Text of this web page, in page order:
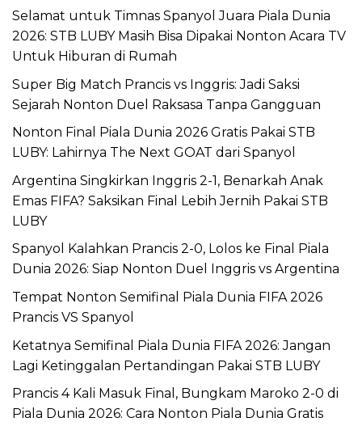
Selamat untuk Timnas Spanyol Juara Piala Dunia
2026: STB LUBY Masih Bisa Dipakai Nonton Acara TV
Untuk Hiburan di Rumah
Super Big Match Prancis vs Inggris: Jadi Saksi
Sejarah Nonton Duel Raksasa Tanpa Gangguan
Nonton Final Piala Dunia 2026 Gratis Pakai STB
LUBY: Lahirnya The Next GOAT dari Spanyol
Argentina Singkirkan Inggris 2-1, Benarkah Anak
Emas FIFA? Saksikan Final Lebih Jernih Pakai STB
LUBY
Spanyol Kalahkan Prancis 2-0, Lolos ke Final Piala
Dunia 2026: Siap Nonton Duel Inggris vs Argentina
Tempat Nonton Semifinal Piala Dunia FIFA 2026
Prancis VS Spanyol
Ketatnya Semifinal Piala Dunia FIFA 2026: Jangan
Lagi Ketinggalan Pertandingan Pakai STB LUBY
Prancis 4 Kali Masuk Final, Bungkam Maroko 2-0 di
Piala Dunia 2026: Cara Nonton Piala Dunia Gratis